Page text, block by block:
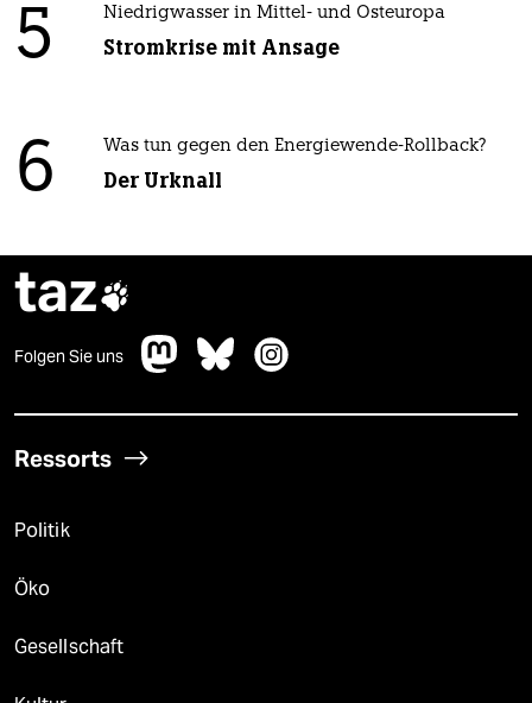
5 Niedrigwasser in Mittel- und Osteuropa
Stromkrise mit Ansage
6 Was tun gegen den Energiewende-Rollback?
Der Urknall
taz
Folgen Sie uns
Ressorts
Politik
Öko
Gesellschaft